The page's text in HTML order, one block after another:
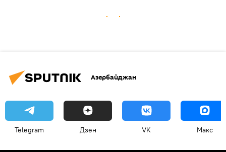
Азербайджан
Telegram Дзен VK Макс